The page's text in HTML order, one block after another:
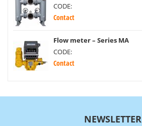
CODE:
Contact
Flow meter – Series MA
CODE:
Contact
NEWSLETTER